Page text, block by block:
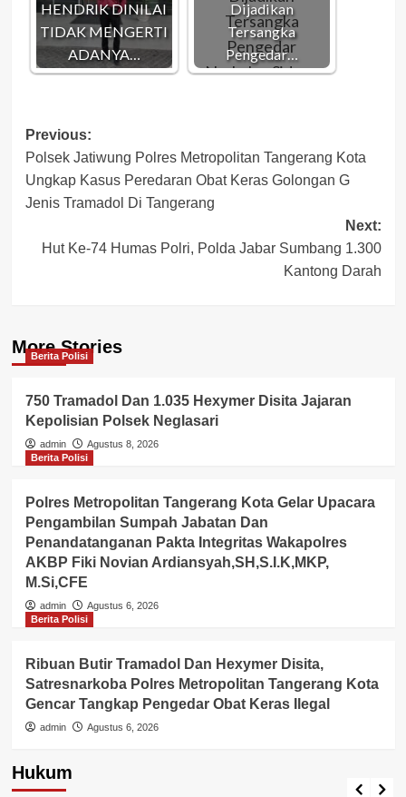
HENDRIK DINILAI
TIDAK MENGERTI
ADANYA…
Dijadikan
Tersangka
Pengedar…
Post
navigation
Previous:
Polsek Jatiwung Polres Metropolitan Tangerang Kota
Ungkap Kasus Peredaran Obat Keras Golongan G
Jenis Tramadol Di Tangerang
Next:
Hut Ke-74 Humas Polri, Polda Jabar Sumbang 1.300
Kantong Darah
More Stories
Berita Polisi
750 Tramadol Dan 1.035 Hexymer Disita Jajaran
Kepolisian Polsek Neglasari
admin
Agustus 8, 2026
Berita Polisi
Polres Metropolitan Tangerang Kota Gelar Upacara
Pengambilan Sumpah Jabatan Dan
Penandatanganan Pakta Integritas Wakapolres
AKBP Fiki Novian Ardiansyah,SH,S.I.K,MKP,
M.Si,CFE
admin
Agustus 6, 2026
Berita Polisi
Ribuan Butir Tramadol Dan Hexymer Disita,
Satresnarkoba Polres Metropolitan Tangerang Kota
Gencar Tangkap Pengedar Obat Keras Ilegal
admin Agustus 6, 2026
Hukum
Berita Polisi